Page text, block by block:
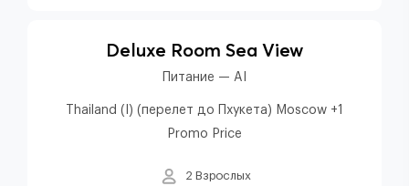
Deluxe Room Sea View
Питание — AI
Thailand (I) (перелет до Пхукета) Moscow +1
Promo Price
2 Взрослых